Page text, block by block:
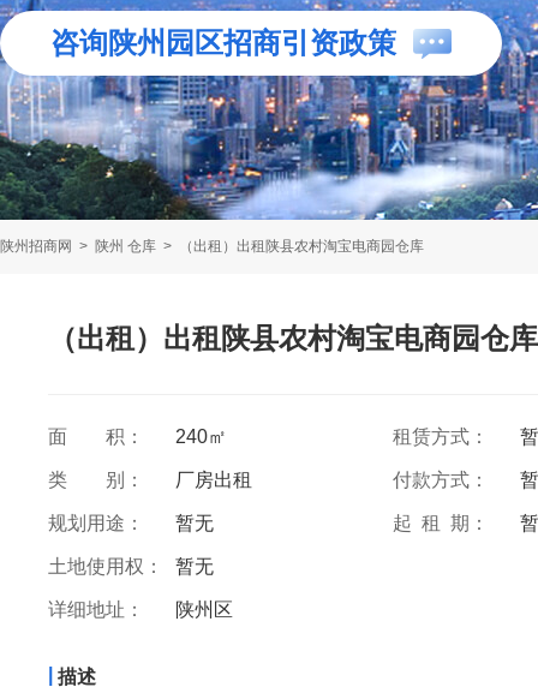
咨询陕州园区招商引资政策
陕州招商网 > 陕州 仓库 > （出租）出租陕县农村淘宝电商园仓库
（出租）出租陕县农村淘宝电商园仓库
面 积： 240㎡ 租赁方式：
类 别： 厂房出租 付款方式：
规划用途： 暂无 起 租 期：
土地使用权： 暂无
详细地址： 陕州区
描述